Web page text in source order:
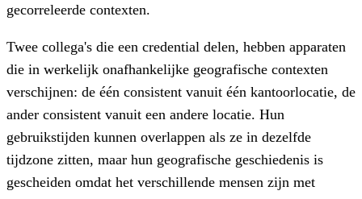
gecorreleerde contexten.
Twee collega's die een credential delen, hebben apparaten
die in werkelijk onafhankelijke geografische contexten
verschijnen: de één consistent vanuit één kantoorlocatie, de
ander consistent vanuit een andere locatie. Hun
gebruikstijden kunnen overlappen als ze in dezelfde
tijdzone zitten, maar hun geografische geschiedenis is
gescheiden omdat het verschillende mensen zijn met